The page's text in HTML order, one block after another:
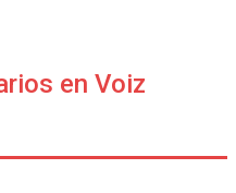
en Voiz